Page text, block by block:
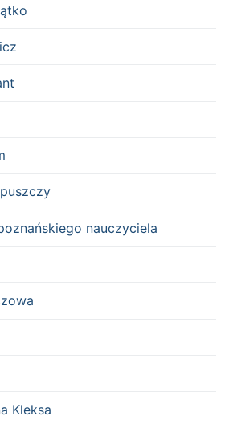
nauczyciela
Kleksa